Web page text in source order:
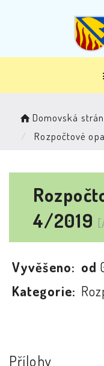
Domovská
Rozpočtové
4/2019
Vyvěšeno: od
Kategorie:
Přílohy